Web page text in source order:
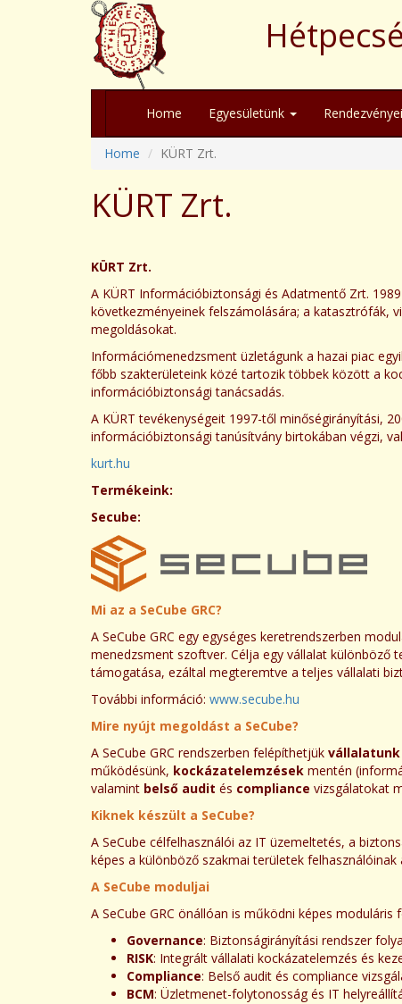
Home Egyesületünk
Home KÜRT Zrt.
KÜRT Zrt.
KÜRT Zrt.
A KÜRT Információbiztonsági és Adatmentő Zrt.
következményeinek felszámolására; a katasztrófák,
megoldásokat.
Információmenedzsment üzletágunk a hazai piac
főbb szakterületeink közé tartozik többek között a
információbiztonsági tanácsadás.
A KÜRT tevékenységeit 1997-től minőségirányítási,
információbiztonsági tanúsítvány birtokában végzi,
kurt.hu
Termékeink:
Secube:
Mi az a SeCube GRC?
A SeCube GRC egy egységes keretrendszerben
menedzsment szoftver. Célja egy vállalat
támogatása, ezáltal megteremtve a teljes vállalati
További információ: www.secube.hu
Mire nyújt megoldást a SeCube?
A SeCube GRC rendszerben felépíthetjük
működésünk, kockázatelemzések mentén
valamint belső audit és compliance vizsgálatokat
Kiknek készült a SeCube?
A SeCube célfelhasználói az IT üzemeltetés, a
képes a különböző szakmai területek
A SeCube moduljai
A SeCube GRC önállóan is működni képes
Governance: Biztonságirányítási rendszer
RISK: Integrált vállalati kockázatelemzés és
Compliance: Belső audit és compliance
BCM: Üzletmenet-folytonosság és IT